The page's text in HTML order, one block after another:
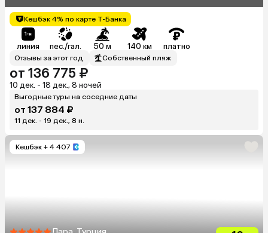
Кешбэк 4% по карте Т-Банка
линия пес./гал. 50 м 140 км платно
Отзывы за этот год Собственный пляж
от 136 775 ₽
10 дек. - 18 дек., 8 ночей
Выгодные туры на соседние даты
от 137 884 ₽
11 дек. - 19 дек., 8 н.
Кешбэк + 4 407